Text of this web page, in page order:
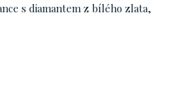
s diamantem z bílého zlata,